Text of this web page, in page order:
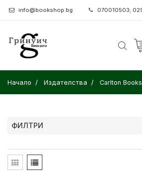
info@bookshop.bg 070010503;
Начало Издателства Carlton Books
ФИЛТРИ